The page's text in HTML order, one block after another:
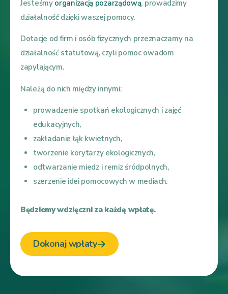
Jesteśmy organizacją pozarządową, prowadzimy
działalność dzięki waszej pomocy.
Dotacje od firm i osób fizycznych przeznaczamy na
działalność statutową, czyli pomoc owadom
zapylającym.
Należą do nich między innymi:
prowadzenie spotkań ekologicznych i zajęć
edukacyjnych,
zakładanie łąk kwietnych,
tworzenie korytarzy ekologicznych,
odtwarzanie miedz i remiz śródpolnych,
szerzenie idei pomocowych w mediach.
Będziemy wdzięczni za każdą wpłatę.
Dokonaj wpłaty